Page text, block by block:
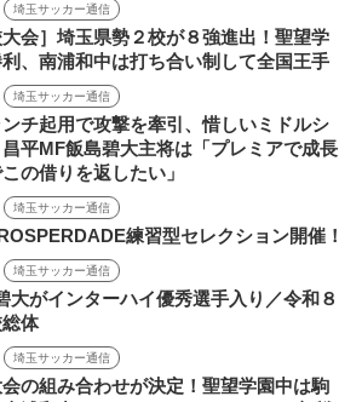
埼玉サッカー通信
大会］埼玉県勢２校が８強進出！聖望学
、南浦和中は打ち合い制して全国王手
埼玉サッカー通信
ンチ起用で攻撃を牽引、惜しいミドルシ
平MF飯島碧大主将は「プレミアで成長
の借りを返したい」
埼玉サッカー通信
練習型セレクション開催！
埼玉サッカー通信
大がインターハイ優秀選手入り／令和８
体
埼玉サッカー通信
の組み合わせが決定！聖望学園中は駒